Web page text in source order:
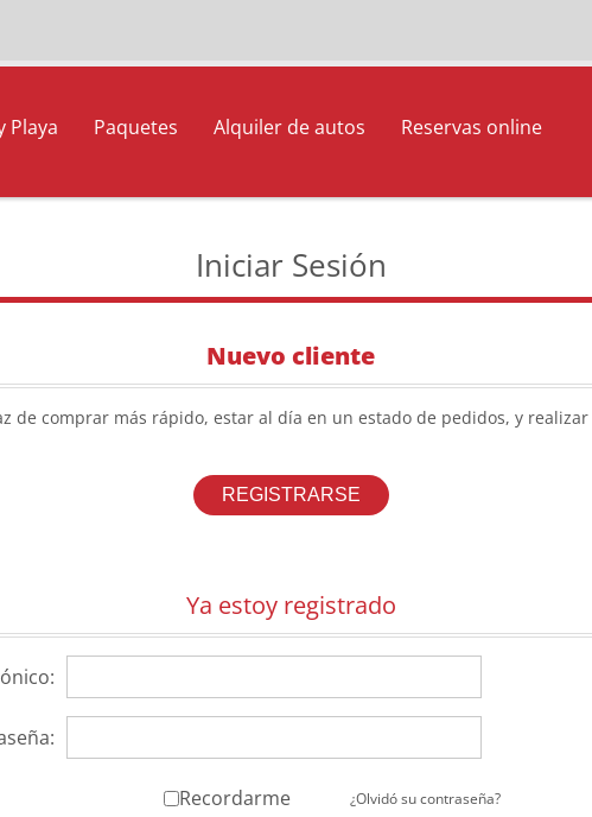
Playa Paquetes Alquiler de autos Reservas online
Iniciar Sesión
Nuevo cliente
de comprar más rápido, estar al día en un estado de pedidos, y
Ya estoy registrado
Recordarme ¿Olvidó su contraseña?